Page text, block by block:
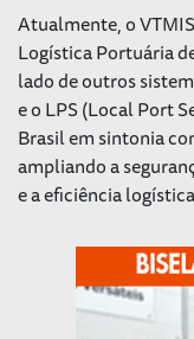
Atualmente, o
Logística Portuária
lado de outros
e o LPS (Local Port
Brasil em sintonia
ampliando a
e a eficiência